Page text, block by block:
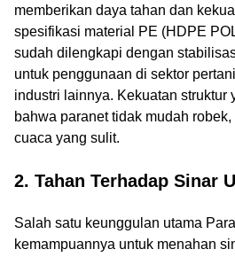
memberikan daya tahan dan
spesifikasi material PE (HDPE
sudah dilengkapi dengan
untuk penggunaan di sektor
industri lainnya. Kekuatan struktur
bahwa paranet tidak mudah
cuaca yang sulit.
2. Tahan Terhadap Sinar
Salah satu keunggulan utama
kemampuannya untuk menahan